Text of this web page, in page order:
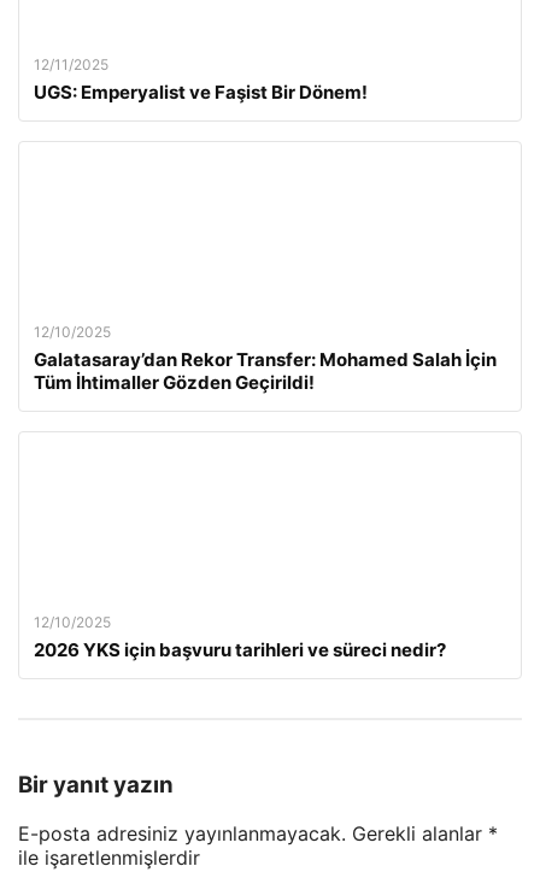
12/11/2025
UGS: Emperyalist ve Faşist Bir Dönem!
12/10/2025
Galatasaray’dan Rekor Transfer: Mohamed Salah İçin
Tüm İhtimaller Gözden Geçirildi!
12/10/2025
2026 YKS için başvuru tarihleri ve süreci nedir?
Bir yanıt yazın
E-posta adresiniz yayınlanmayacak. Gerekli alanlar *
ile işaretlenmişlerdir